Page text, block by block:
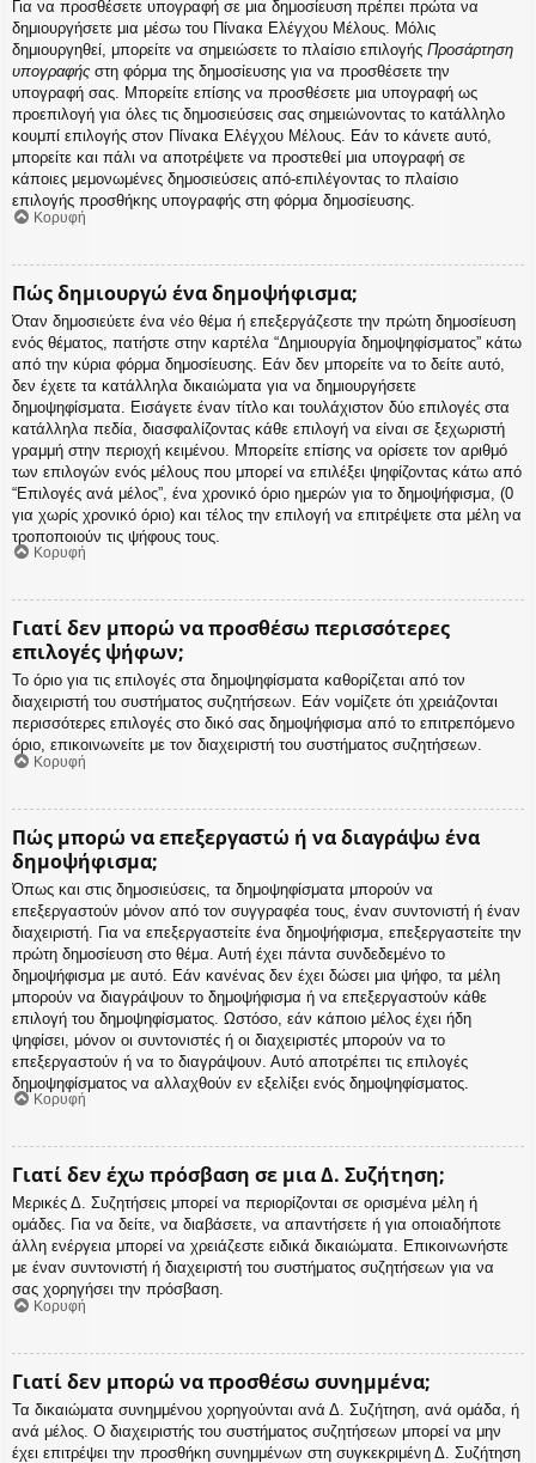
Για να προσθέσετε υπογραφή σε μια δημοσίευση πρέπει πρώτα να
δημιουργήσετε μια μέσω του Πίνακα Ελέγχου Μέλους. Μόλις
δημιουργηθεί, μπορείτε να σημειώσετε το πλαίσιο επιλογής Προσάρτηση
υπογραφής στη φόρμα της δημοσίευσης για να προσθέσετε την
υπογραφή σας. Μπορείτε επίσης να προσθέσετε μια υπογραφή ως
προεπιλογή για όλες τις δημοσιεύσεις σας σημειώνοντας το κατάλληλο
κουμπί επιλογής στον Πίνακα Ελέγχου Μέλους. Εάν το κάνετε αυτό,
μπορείτε και πάλι να αποτρέψετε να προστεθεί μια υπογραφή σε
κάποιες μεμονωμένες δημοσιεύσεις από-επιλέγοντας το πλαίσιο
επιλογής προσθήκης υπογραφής στη φόρμα δημοσίευσης.
Κορυφή
Πώς δημιουργώ ένα δημοψήφισμα;
Όταν δημοσιεύετε ένα νέο θέμα ή επεξεργάζεστε την πρώτη δημοσίευση
ενός θέματος, πατήστε στην καρτέλα “Δημιουργία δημοψηφίσματος” κάτω
από την κύρια φόρμα δημοσίευσης. Εάν δεν μπορείτε να το δείτε αυτό,
δεν έχετε τα κατάλληλα δικαιώματα για να δημιουργήσετε
δημοψηφίσματα. Εισάγετε έναν τίτλο και τουλάχιστον δύο επιλογές στα
κατάλληλα πεδία, διασφαλίζοντας κάθε επιλογή να είναι σε ξεχωριστή
γραμμή στην περιοχή κειμένου. Μπορείτε επίσης να ορίσετε τον αριθμό
των επιλογών ενός μέλους που μπορεί να επιλέξει ψηφίζοντας κάτω από
“Επιλογές ανά μέλος”, ένα χρονικό όριο ημερών για το δημοψήφισμα, (0
για χωρίς χρονικό όριο) και τέλος την επιλογή να επιτρέψετε στα μέλη να
τροποποιούν τις ψήφους τους.
Κορυφή
Γιατί δεν μπορώ να προσθέσω περισσότερες
επιλογές ψήφων;
Το όριο για τις επιλογές στα δημοψηφίσματα καθορίζεται από τον
διαχειριστή του συστήματος συζητήσεων. Εάν νομίζετε ότι χρειάζονται
περισσότερες επιλογές στο δικό σας δημοψήφισμα από το επιτρεπόμενο
όριο, επικοινωνείτε με τον διαχειριστή του συστήματος συζητήσεων.
Κορυφή
Πώς μπορώ να επεξεργαστώ ή να διαγράψω ένα
δημοψήφισμα;
Όπως και στις δημοσιεύσεις, τα δημοψηφίσματα μπορούν να
επεξεργαστούν μόνον από τον συγγραφέα τους, έναν συντονιστή ή έναν
διαχειριστή. Για να επεξεργαστείτε ένα δημοψήφισμα, επεξεργαστείτε την
πρώτη δημοσίευση στο θέμα. Αυτή έχει πάντα συνδεδεμένο το
δημοψήφισμα με αυτό. Εάν κανένας δεν έχει δώσει μια ψήφο, τα μέλη
μπορούν να διαγράψουν το δημοψήφισμα ή να επεξεργαστούν κάθε
επιλογή του δημοψηφίσματος. Ωστόσο, εάν κάποιο μέλος έχει ήδη
ψηφίσει, μόνον οι συντονιστές ή οι διαχειριστές μπορούν να το
επεξεργαστούν ή να το διαγράψουν. Αυτό αποτρέπει τις επιλογές
δημοψηφίσματος να αλλαχθούν εν εξελίξει ενός δημοψηφίσματος.
Κορυφή
Γιατί δεν έχω πρόσβαση σε μια Δ. Συζήτηση;
Μερικές Δ. Συζητήσεις μπορεί να περιορίζονται σε ορισμένα μέλη ή
ομάδες. Για να δείτε, να διαβάσετε, να απαντήσετε ή για οποιαδήποτε
άλλη ενέργεια μπορεί να χρειάζεστε ειδικά δικαιώματα. Επικοινωνήστε
με έναν συντονιστή ή διαχειριστή του συστήματος συζητήσεων για να
σας χορηγήσει την πρόσβαση.
Κορυφή
Γιατί δεν μπορώ να προσθέσω συνημμένα;
Τα δικαιώματα συνημμένου χορηγούνται ανά Δ. Συζήτηση, ανά ομάδα, ή
ανά μέλος. Ο διαχειριστής του συστήματος συζητήσεων μπορεί να μην
έχει επιτρέψει την προσθήκη συνημμένων στη συγκεκριμένη Δ. Συζήτηση